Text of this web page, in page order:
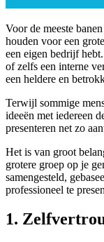
Voor de meeste
houden voor een
een eigen bedrijf
of zelfs een interne
een heldere en
Terwijl sommige
ideeën met iedereen
presenteren net zo
Het is van groot
grotere groep op je
samengesteld,
professioneel te
1.